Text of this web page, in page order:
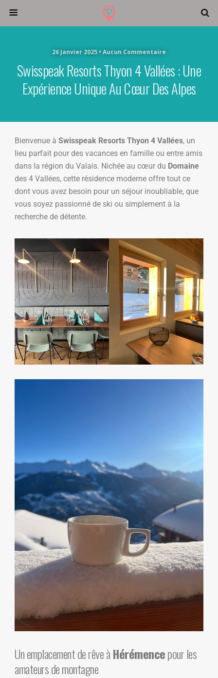
26 Janvier 2025 • Aucun Commentaire
Swisspeak Resorts Thyon 4 Vallées : Une
Expérience Unique Au Cœur Des Alpes
Bienvenue à Swisspeak Resorts Thyon 4 Vallées, un
lieu parfait pour des vacances en famille ou entre amis
dans la région du Valais. Nichée au cœur du Domaine
des 4 Vallées, cette résidence moderne offre tout ce
dont vous avez besoin pour un séjour inoubliable, que
vous soyez passionné de ski ou simplement à la
recherche de détente.
Un emplacement de rêve àHérémencepour les
amateurs de montagne